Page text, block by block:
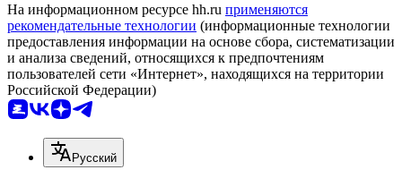
На информационном ресурсе hh.ru применяются
рекомендательные технологии (информационные технологии
предоставления информации на основе сбора, систематизации
и анализа сведений, относящихся к предпочтениям
пользователей сети «Интернет», находящихся на территории
Российской Федерации)
Русский